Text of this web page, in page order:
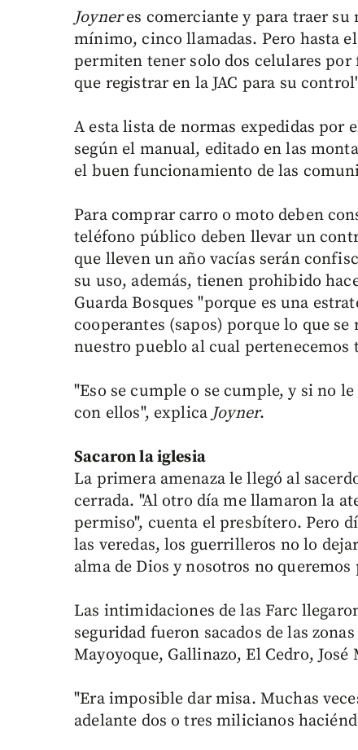
Joyneres comerciante y para traer su
mínimo, cinco llamadas. Pero hasta
permiten tener solo dos celulares
que registrar en la JAC para su
A esta lista de normas expedidas por
según el manual, editado en las
el buen funcionamiento de las
Para comprar carro o moto deben
teléfono público deben llevar un
que lleven un año vacías serán
su uso, además, tienen prohibido
Guarda Bosques "porque es una
cooperantes (sapos) porque lo que
nuestro pueblo al cual pertenecemos
"Eso se cumple o se cumple, y si no
con ellos", explicaJoyner.
Sacaron la iglesia
La primera amenaza le llegó al
cerrada. "Al otro día me llamaron la
permiso", cuenta el presbítero. Pero
las veredas, los guerrilleros no lo
alma de Dios y nosotros no
Las intimidaciones de las Farc
seguridad fueron sacados de las
Mayoyoque, Gallinazo, El Cedro,
"Era imposible dar misa. Muchas
adelante dos o tres milicianos